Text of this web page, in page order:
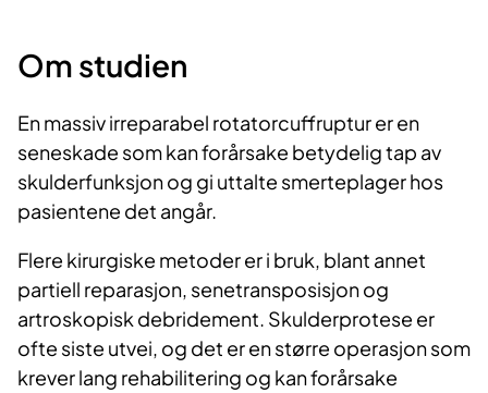
Om studien
En massiv irreparabel rotatorcuffruptur er en
seneskade som kan forårsake betydelig tap av
skulderfunksjon og gi uttalte smerteplager hos
pasientene det angår.
Flere kirurgiske metoder er i bruk, blant annet
partiell reparasjon, senetransposisjon og
artroskopisk debridement. Skulderprotese er
ofte siste utvei, og det er en større operasjon som
krever lang rehabilitering og kan forårsake